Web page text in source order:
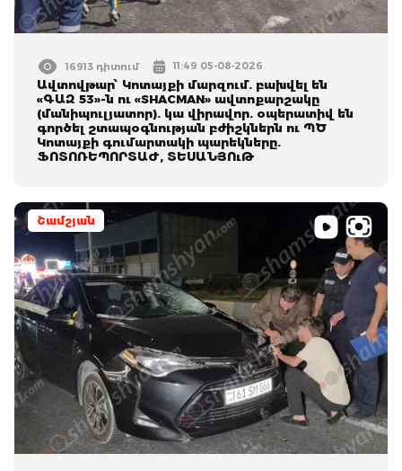
16913 դիտում 11:49 05-08-2026
Ավտովթար՝ Կոտայքի մարզում. բախվել են
«ԳԱԶ 53»-ն ու «SHACMAN» ավտոքարշակը
(մանիպուլյատոր). կա վիրավոր. օպերատիվ են
գործել շտապօգնության բժիշկներն ու ՊԾ
Կոտայքի գումարտակի պարեկները.
ՖՈՏՈՌԵՊՈՐՏԱԺ, ՏԵՍԱՆՅՈւԹ
Շամշյան